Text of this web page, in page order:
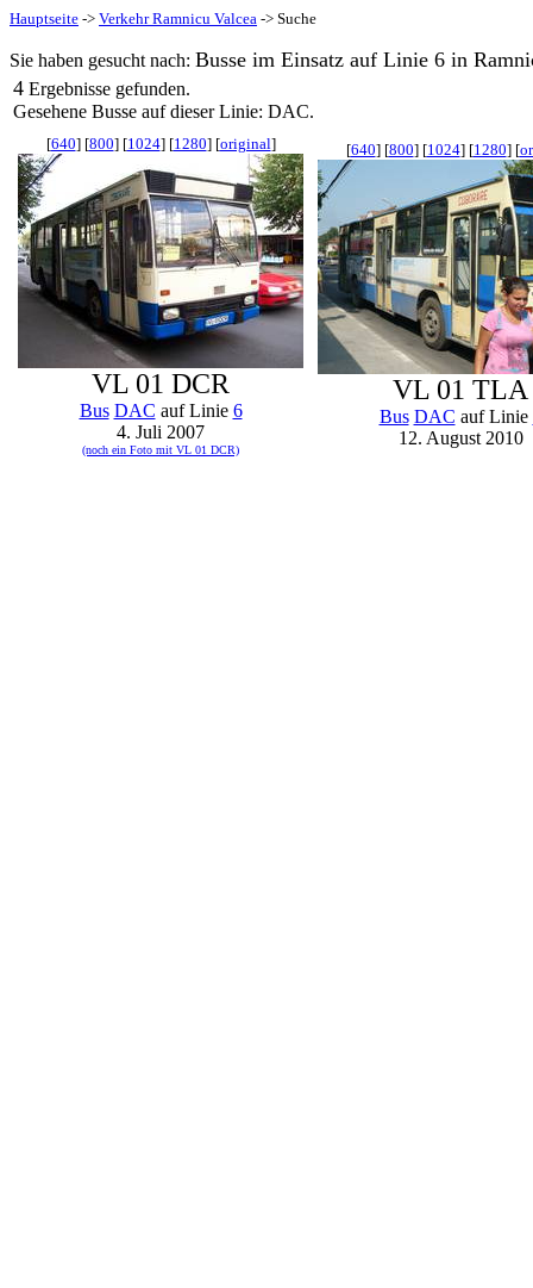
Hauptseite -> Verkehr Ramnicu Valcea -> Suche
Sie haben gesucht nach: Busse im Einsatz auf Linie 6 in
4 Ergebnisse gefunden.
Gesehene Busse auf dieser Linie: DAC.
[640] [800] [1024] [1280] [original]
VL 01 DCR
Bus DAC auf Linie 6
4. Juli 2007
(noch ein Foto mit VL 01 DCR)
[640] [800] [1024] [1280] [
VL 01 TLA
Bus DAC auf Linie
12. August 2010